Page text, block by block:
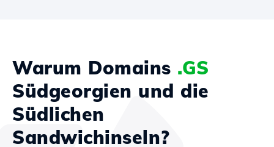
Warum Domains .GS
Südgeorgien und die
Südlichen
Sandwichinseln?